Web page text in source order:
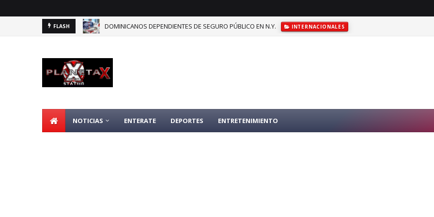
FLASH DOMINICANOS DEPENDIENTES DE SEGURO PÚBLICO EN N.Y. INTERNACIONALES
NOTICIAS ENTERATE DEPORTES ENTRETENIMIENTO